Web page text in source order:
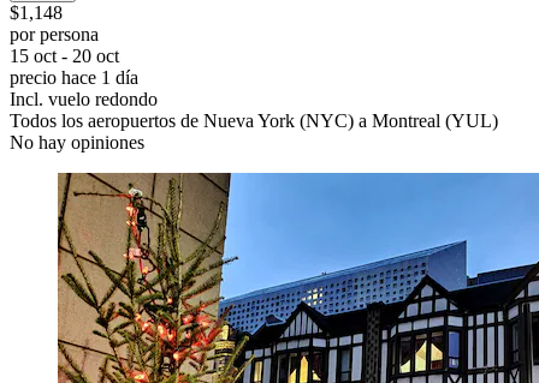
$1,148
por persona
15 oct - 20 oct
precio hace 1 día
Incl. vuelo redondo
Todos los aeropuertos de Nueva York (NYC) a Montreal (YUL)
No hay opiniones